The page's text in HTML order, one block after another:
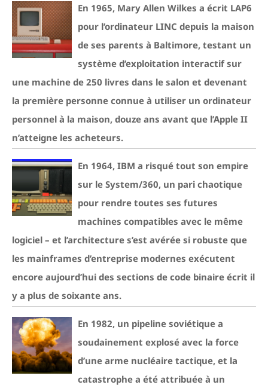
En 1965, Mary Allen Wilkes a écrit LAP6
pour l’ordinateur LINC depuis la maison
de ses parents à Baltimore, testant un
système d’exploitation interactif sur
une machine de 250 livres dans le salon et devenant
la première personne connue à utiliser un ordinateur
personnel à la maison, douze ans avant que l’Apple II
n’atteigne les acheteurs.
En 1964, IBM a risqué tout son empire
sur le System/360, un pari chaotique
pour rendre toutes ses futures
machines compatibles avec le même
logiciel – et l’architecture s’est avérée si robuste que
les mainframes d’entreprise modernes exécutent
encore aujourd’hui des sections de code binaire écrit il
y a plus de soixante ans.
En 1982, un pipeline soviétique a
soudainement explosé avec la force
d’une arme nucléaire tactique, et la
catastrophe a été attribuée à un